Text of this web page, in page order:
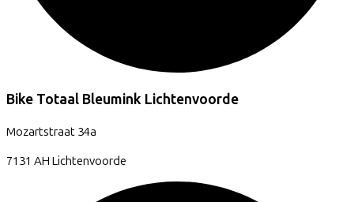
Bike Totaal Bleumink Lichtenvoorde
Mozartstraat 34a
7131 AH Lichtenvoorde